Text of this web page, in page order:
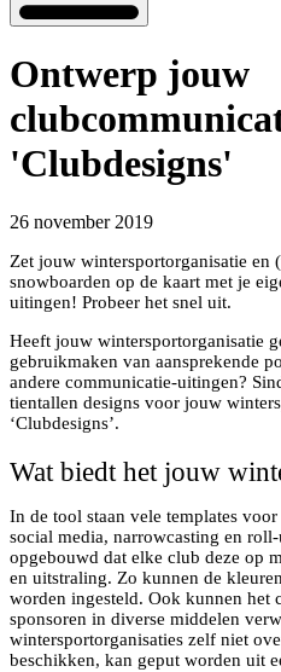
Ontwerp jouw
'Clubdesigns'
26 november 2019
Zet jouw wintersportorganisatie en
snowboarden op de kaart met je
uitingen! Probeer het snel uit.
Heeft jouw wintersportorganisatie
gebruikmaken van aansprekende
andere communicatie-uitingen?
tientallen designs voor jouw
‘Clubdesigns’.
Wat biedt het jouw
In de tool staan vele templates
social media, narrowcasting en
opgebouwd dat elke club deze op
en uitstraling. Zo kunnen de
worden ingesteld. Ook kunnen het
sponsoren in diverse middelen
wintersportorganisaties zelf niet
beschikken, kan geput worden uit